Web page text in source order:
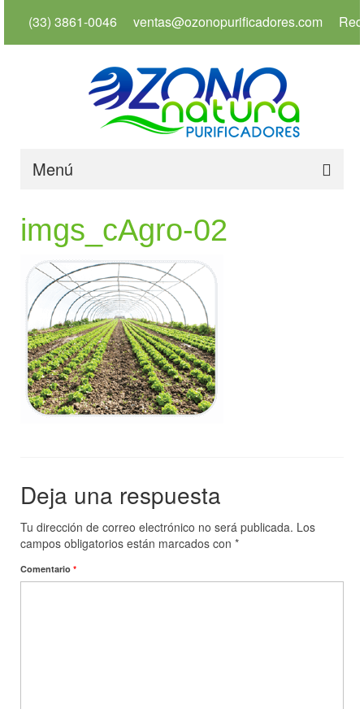
(33) 3861-0046 ventas@ozonopurificadores.com
Menú
Info
Servicios
Productos
Usos
Tienda
Tips de Ozono
imgs_cAgro-02
Deja una respuesta
Tu dirección de correo electrónico no será publicada. Los
campos obligatorios están marcados con *
Comentario *